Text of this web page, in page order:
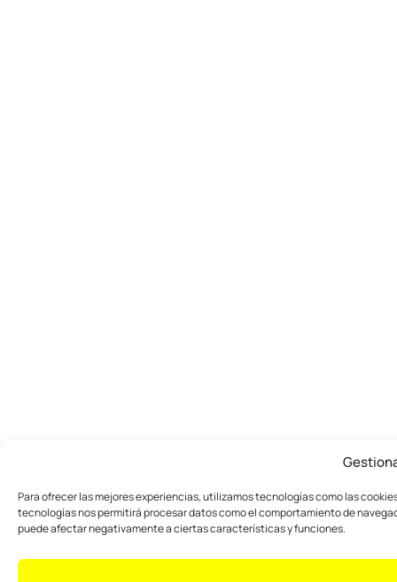
Para ofrecer las mejores experiencias, utilizamos tecnologías como las
tecnologías nos permitirá procesar datos como el comportamiento de
puede afectar negativamente a ciertas características y funciones.